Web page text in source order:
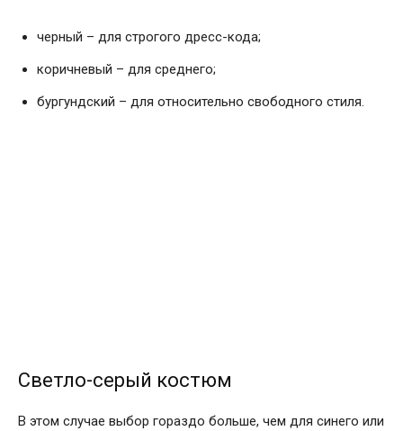
черный – для строгого дресс-кода;
коричневый – для среднего;
бургундский – для относительно свободного стиля.
Светло-серый костюм
В этом случае выбор гораздо больше, чем для синего или